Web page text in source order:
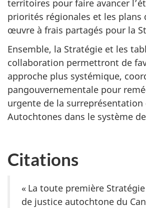
territoires pour faire avancer
priorités régionales et les plans
œuvre à frais partagés pour la
Ensemble, la Stratégie et les
collaboration permettront de
approche plus systémique,
pangouvernementale pour
urgente de la surreprésentation
Autochtones dans le système
Citations
« La toute première
de justice autochtone du